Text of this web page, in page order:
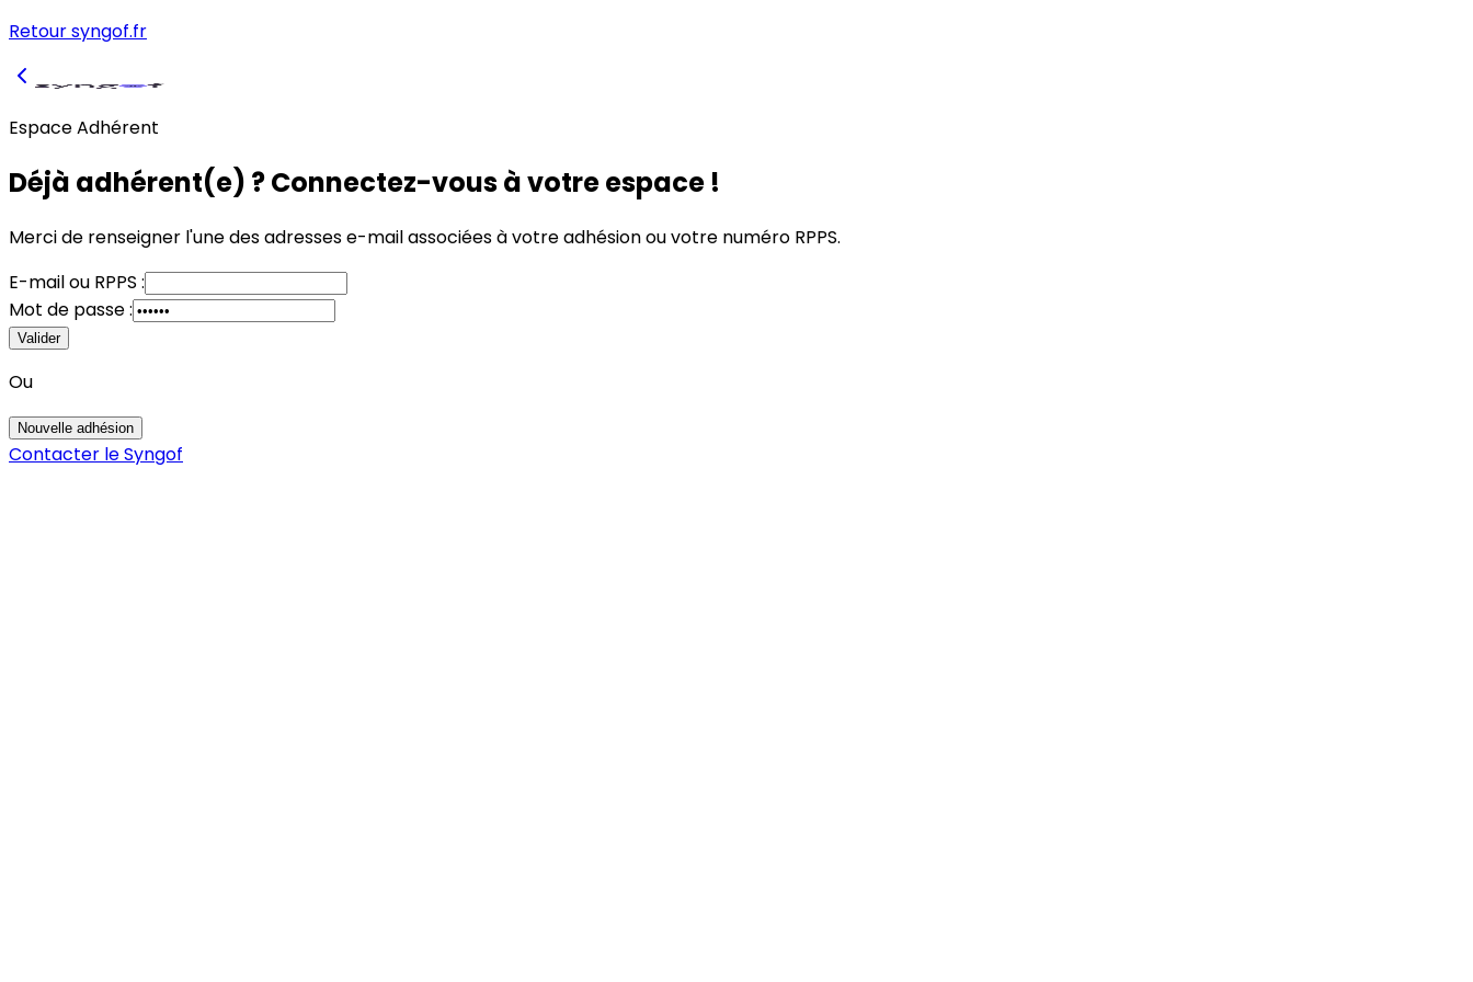
Retour syngof.fr
Espace Adhérent
Déjà adhérent(e) ? Connectez-vous à votre espace !
Merci de renseigner l'une des adresses e-mail associées à votre adhésionouvotre numéro RPPS.
E-mailou RPPS :
Mot de passe :
Valider
Ou
Nouvelle adhésion
Contacter le Syngof